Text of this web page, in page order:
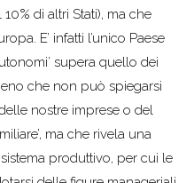
di altri Stati), ma che
E’ infatti l’unico Paese
supera quello dei
che non può spiegarsi
nostre imprese o del
ma che rivela una
produttivo, per cui le